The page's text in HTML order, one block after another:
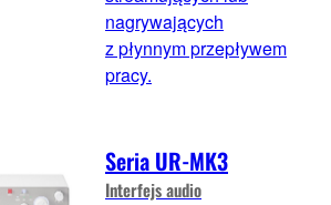
nagrywających
z płynnym przepływem
pracy.
Seria UR-MK3
Interfejs audio